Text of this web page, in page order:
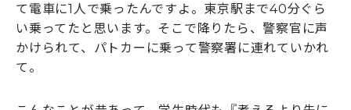
て電車に1人で乗ったんですよ。東京駅まで40分ぐら
い乗ってたと思います。そこで降りたら、警察官に声
かけられて、パトカーに乗って警察署に連れていかれ
て。